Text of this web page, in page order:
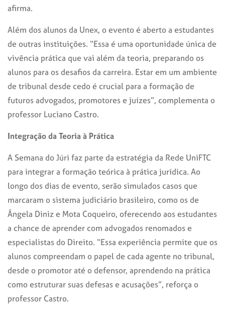
afirma.
Além dos alunos da Unex, o evento é aberto a estudantes
de outras instituições. “Essa é uma oportunidade única de
vivência prática que vai além da teoria, preparando os
alunos para os desafios da carreira. Estar em um ambiente
de tribunal desde cedo é crucial para a formação de
futuros advogados, promotores e juízes”, complementa o
professor Luciano Castro.
Integração da Teoria à Prática
A Semana do Júri faz parte da estratégia da Rede UniFTC
para integrar a formação teórica à prática jurídica. Ao
longo dos dias de evento, serão simulados casos que
marcaram o sistema judiciário brasileiro, como os de
Ângela Diniz e Mota Coqueiro, oferecendo aos estudantes
a chance de aprender com advogados renomados e
especialistas do Direito. “Essa experiência permite que os
alunos compreendam o papel de cada agente no tribunal,
desde o promotor até o defensor, aprendendo na prática
como estruturar suas defesas e acusações”, reforça o
professor Castro.